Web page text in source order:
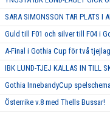
SARA SIMONSSON TAR PLATS I
Guld till F01 och silver till F04 i
A-Final i Gothia Cup för två
IBK LUND-TJEJ KALLAS IN TILL
Gothia InnebandyCup
Österrike v.8 med Thells Bussar!